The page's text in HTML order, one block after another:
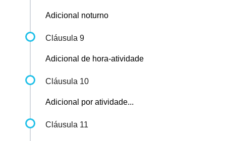
Adicional noturno
Cláusula 9
Adicional de hora-atividade
Cláusula 10
Adicional por atividade...
Cláusula 11